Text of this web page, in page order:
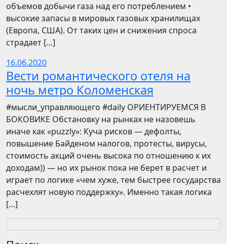
объемов добычи газа над его потреблением •
высокие запасы в мировых газовых хранилищах
(Европа, США). От таких цен и снижения спроса
страдает […]
16.06.2020
Вести романтического отеля на
ночь метро Коломенская
​​#мысли_управляющего #daily ОРИЕНТИРУЕМСЯ В
БОКОВИКЕ Обстановку на рынках не назовешь
иначе как «puzzly»: Куча рисков — дефолты,
повышение Байденом налогов, протесты, вирусы,
стоимость акций очень высока по отношению к их
доходам)) — но их рынок пока не берет в расчет и
играет по логике «чем хуже, тем быстрее государства
расчехлят новую поддержку». Именно такая логика
[…]